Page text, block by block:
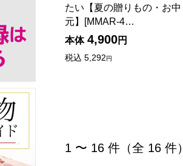
たい【夏の贈りもの・お中
元】[MMAR-4…
本体 4,900円
税込 5,292円
1 〜 16 件（全 16 件）